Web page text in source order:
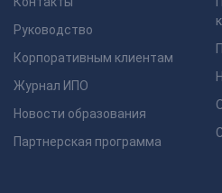
Руководство
Корпоративным клиентам
Журнал ИПО
Новости образования
Партнерская программа